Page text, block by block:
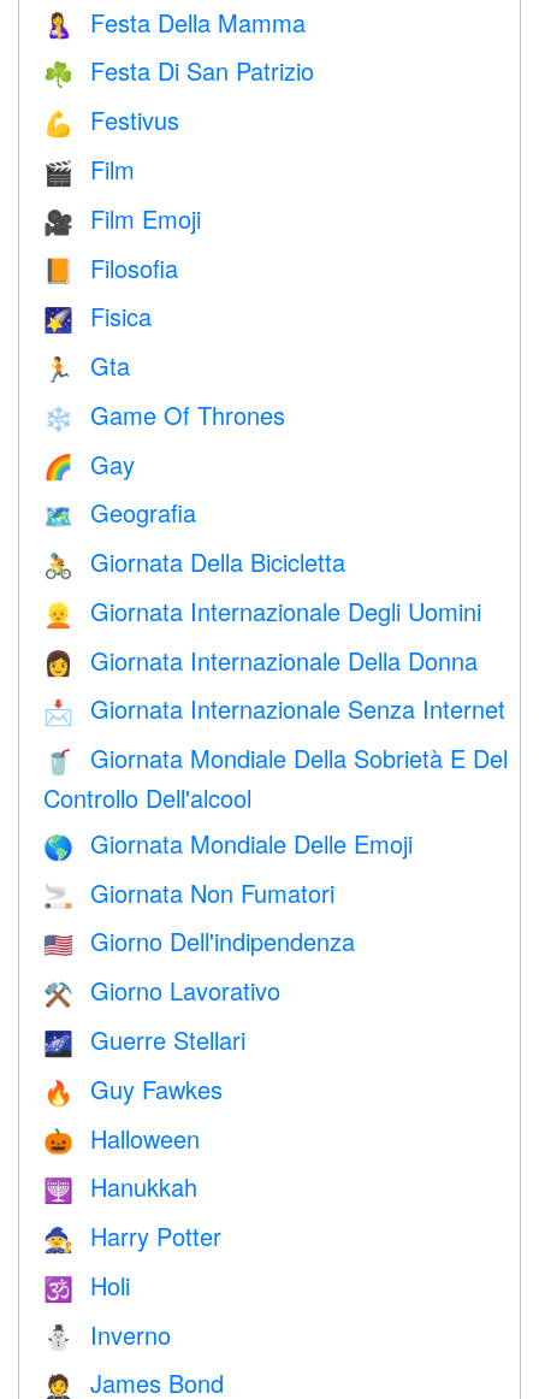
🤱 Festa Della Mamma
☘️ Festa Di San Patrizio
💪 Festivus
🎬 Film
🎥 Film Emoji
📙 Filosofia
🌠 Fisica
🏃 Gta
❄️ Game Of Thrones
🌈 Gay
🗺 Geografia
🚴 Giornata Della Bicicletta
👱 Giornata Internazionale Degli Uomini
👩 Giornata Internazionale Della Donna
📩 Giornata Internazionale Senza Internet
🥤
Giornata Mondiale Della Sobrietà E Del
Controllo Dell'alcool
🌎 Giornata Mondiale Delle Emoji
🚬 Giornata Non Fumatori
🇺🇸 Giorno Dell'indipendenza
⚒️ Giorno Lavorativo
🌌 Guerre Stellari
🔥 Guy Fawkes
🎃 Halloween
🕎 Hanukkah
🧙 Harry Potter
🕉 Holi
⛄ Inverno
🤵 James Bond